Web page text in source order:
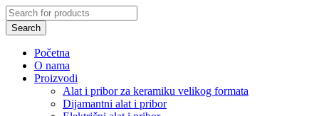
Početna
O nama
Proizvodi
Alat i pribor za keramiku velikog formata
Dijamantni alat i pribor